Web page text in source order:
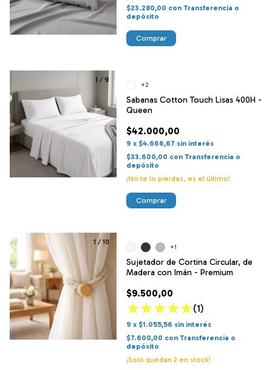
$23.280,00 con Transferencia o
depósito
1 / 9
Sabanas Cotton Touch Lisas 400H -
Queen
$42.000,00
9 x $4.666,67 sin interés
$33.600,00 con Transferencia o
depósito
¡No te lo pierdas, es el último!
+2
Comprar
1 /10
Sujetador de Cortina Circular, de
Madera con Imán - Premium
$9.500,00
(1)
9 x $1.055,56 sin interés
$7.600,00 con Transferencia o
depósito
¡Solo quedan 2 en stock!
+1